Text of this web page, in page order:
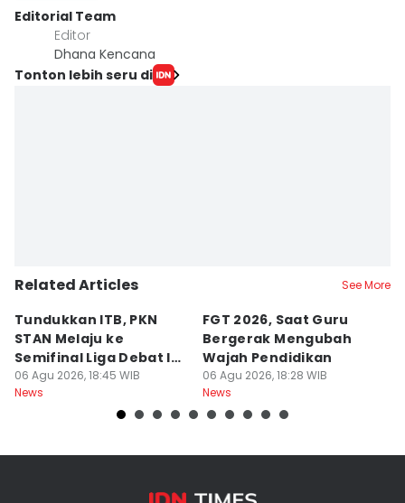
Editorial Team
Editor
Dhana Kencana
Tonton lebih seru di
Related Articles See More
Tundukkan ITB, PKN
STAN Melaju ke
Semifinal Liga Debat IDN
Times 2026
06 Agu 2026, 18:45 WIB
News
FGT 2026, Saat Guru
Bergerak Mengubah
Wajah Pendidikan
06 Agu 2026, 18:28 WIB
News